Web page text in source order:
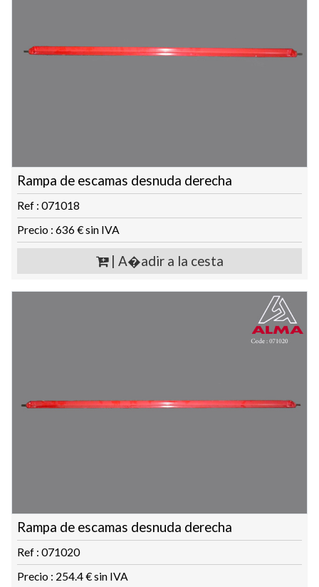
Rampa de escamas desnuda derecha
Ref : 071018
Precio : 636 € sin IVA
| A�adir a la cesta
Rampa de escamas desnuda derecha
Ref : 071020
Precio : 254.4 € sin IVA